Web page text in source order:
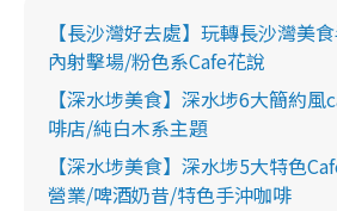
【長沙灣好去處】玩轉長沙灣美
內射擊場/粉色系Cafe花說
【深水埗美食】深水埗6大簡約
啡店/純白木系主題
【深水埗美食】深水埗5大特色
營業/啤酒奶昔/特色手沖咖啡